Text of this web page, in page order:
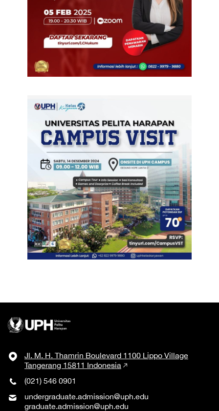
Jl. M. H. Thamrin Boulevard 1100 Lippo Village
Tangerang 15811 Indonesia
(021) 546 0901
undergraduate.admission@uph.edu
graduate.admission@uph.edu